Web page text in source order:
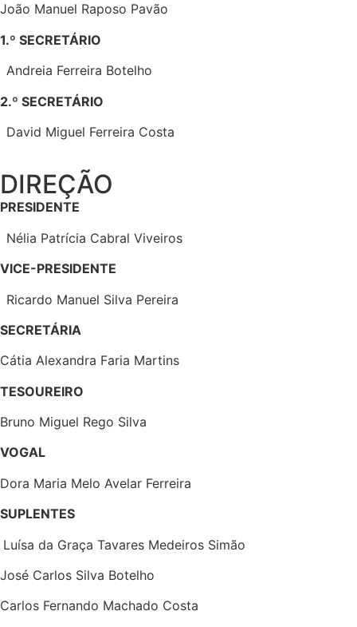
João Manuel Raposo Pavão
1.º SECRETÁRIO
Andreia Ferreira Botelho
2.º SECRETÁRIO
David Miguel Ferreira Costa
DIREÇÃO
PRESIDENTE
Nélia Patrícia Cabral Viveiros
VICE-PRESIDENTE
Ricardo Manuel Silva Pereira
SECRETÁRIA
Cátia Alexandra Faria Martins
TESOUREIRO
Bruno Miguel Rego Silva
VOGAL
Dora Maria Melo Avelar Ferreira
SUPLENTES
Luísa da Graça Tavares Medeiros Simão
José Carlos Silva Botelho
Carlos Fernando Machado Costa